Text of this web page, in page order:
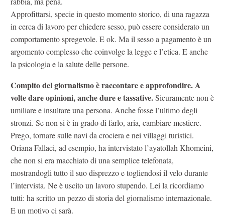
Approfittarsi, specie in questo momento storico, di una ragazza
in cerca di lavoro per chiedere sesso, può essere considerato un
comportamento spregevole. E ok. Ma il sesso a pagamento è un
argomento complesso che coinvolge la legge e l’etica. E anche
la psicologia e la salute delle persone.
Compito del giornalismo è raccontare e approfondire. A
volte dare opinioni, anche dure e tassative.Sicuramente non è
umiliare e insultare una persona. Anche fosse l’ultimo degli
stronzi. Se non si è in grado di farlo, aria, cambiare mestiere.
Prego, tornare sulle navi da crociera e nei villaggi turistici.
Oriana Fallaci, ad esempio, ha intervistato l’ayatollah Khomeini,
che non si era macchiato di una semplice telefonata,
mostrandogli tutto il suo disprezzo e togliendosi il velo durante
l’intervista. Ne è uscito un lavoro stupendo. Lei la ricordiamo
tutti: ha scritto un pezzo di storia del giornalismo internazionale.
E un motivo ci sarà.